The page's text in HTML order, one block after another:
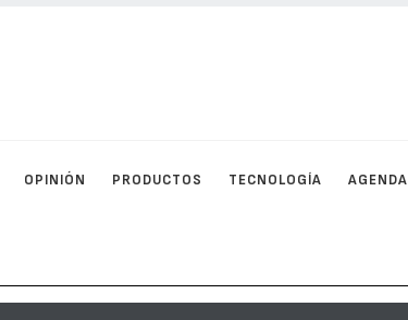
OPINIÓN PRODUCTOS TECNOLOGÍA AGENDA